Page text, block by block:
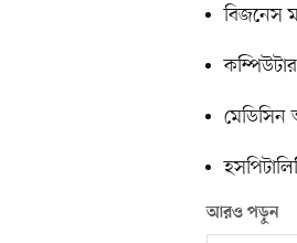
বিজনেস
মেডিসিন
আরও পড়ুন